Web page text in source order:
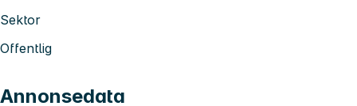
Sektor
Offentlig
Annonsedata